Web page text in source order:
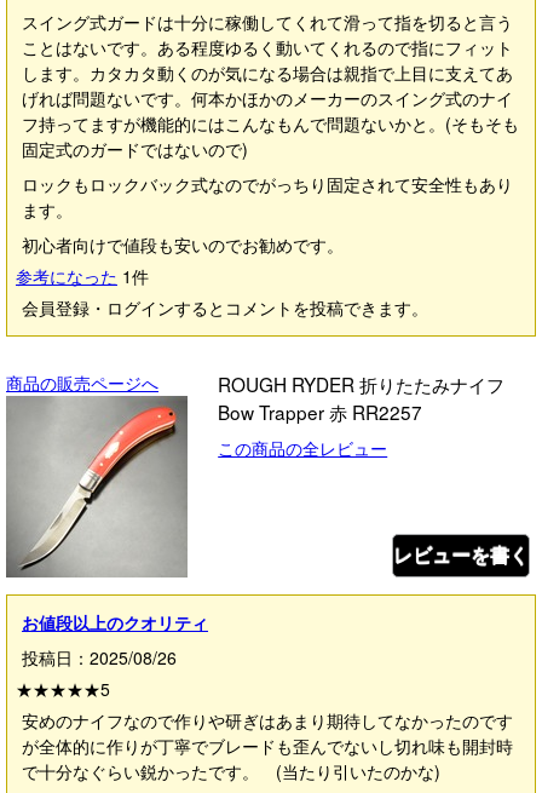
スイング式ガードは十分に稼働してくれて滑って指を切ると言う
ことはないです。ある程度ゆるく動いてくれるので指にフィット
します。カタカタ動くのが気になる場合は親指で上目に支えてあ
げれば問題ないです。何本かほかのメーカーのスイング式のナイ
フ持ってますが機能的にはこんなもんで問題ないかと。(そもそも
固定式のガードではないので)
ロックもロックバック式なのでがっちり固定されて安全性もあり
ます。
初心者向けで値段も安いのでお勧めです。
参考になった 1件
会員登録・ログインするとコメントを投稿できます。
商品の販売ページへ
ROUGH RYDER 折りたたみナイフ
Bow Trapper 赤 RR2257
この商品の全レビュー
レビューを書く
お値段以上のクオリティ
投稿日：2025/08/26
★★★★★5
安めのナイフなので作りや研ぎはあまり期待してなかったのです
が全体的に作りが丁寧でブレードも歪んでないし切れ味も開封時
で十分なぐらい鋭かったです。 (当たり引いたのかな)